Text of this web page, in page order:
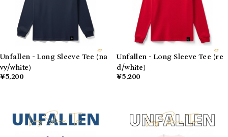
Unfallen - Long Sleeve Tee (na
vy/white)
¥5,200
Unfallen - Long Sleeve Tee (re
d/white)
¥5,200